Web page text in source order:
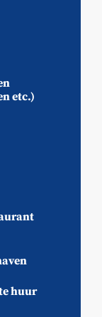
etc.)
huur